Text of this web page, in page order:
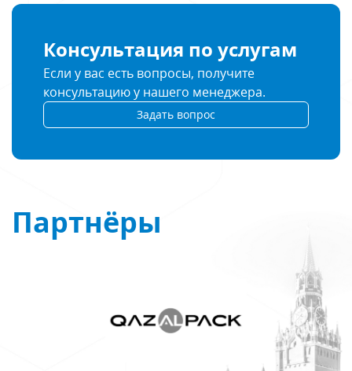
Консультация по услугам
Если у вас есть вопросы, получите
консультацию у нашего менеджера.
Задать вопрос
Партнёры